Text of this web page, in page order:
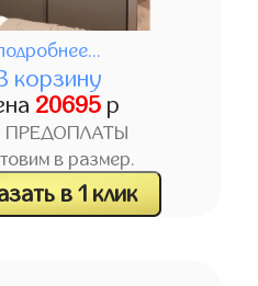
корзину
20695 р
ПРЕДОПЛАТЫ
в размер.
в 1 клик